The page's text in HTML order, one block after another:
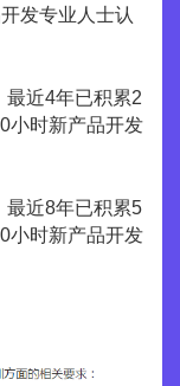
发专业人士认
最近4年已积累2
小时新产品开发
最近8年已积累5
小时新产品开发